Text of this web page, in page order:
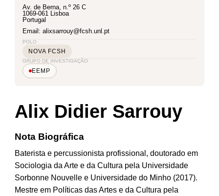
Av. de Berna, n.º 26 C
1069-061 Lisboa
Portugal
Email: alixsarrouy@fcsh.unl.pt
POLO
NOVA FCSH
GRUPO DE INVESTIGAÇÃO
EEMP
Alix Didier Sarrouy
Nota Biográfica
Baterista e percussionista profissional, doutorado em
Sociologia da Arte e da Cultura pela Universidade
Sorbonne Nouvelle e Universidade do Minho (2017).
Mestre em Políticas das Artes e da Cultura pela